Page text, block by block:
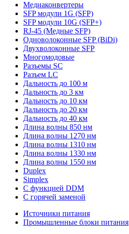
Медиаконвертеры
SFP модули 1G (SFP)
SFP модули 10G (SFP+)
RJ-45 (Медные SFP)
Одноволоконные SFP (BiDi)
Двухволоконные SFP
Многомодовые
Разъемы SC
Разъем LC
Дальность до 100 м
Дальность до 3 км
Дальность до 10 км
Дальность до 20 км
Дальность до 40 км
Длина волны 850 нм
Длина волны 1270 нм
Длина волны 1310 нм
Длина волны 1330 нм
Длина волны 1550 нм
Duplex
Simplex
С функцией DDM
С горячей заменой
Источники питания
Промышленные блоки питания